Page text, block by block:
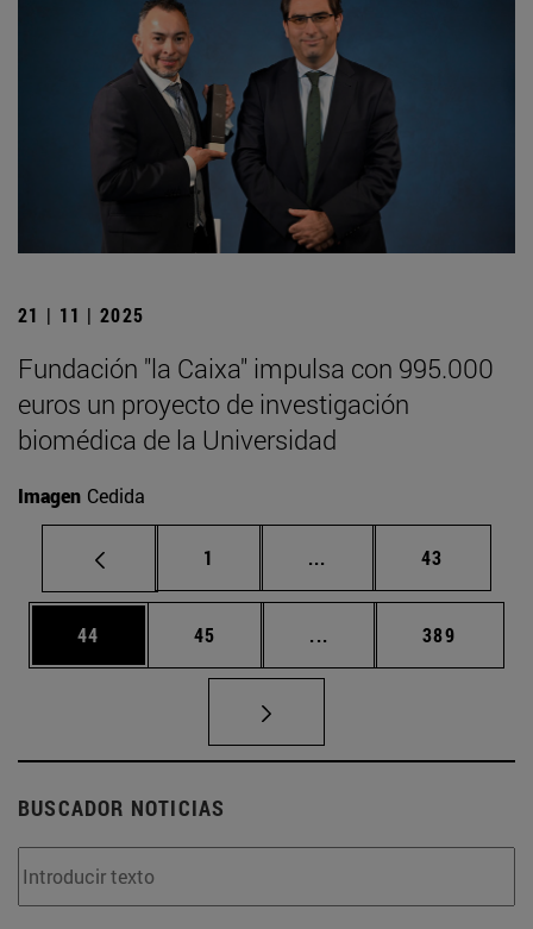
21 | 11 | 2025
Fundación "la Caixa" impulsa con 995.000
euros un proyecto de investigación
biomédica de la Universidad
Imagen Cedida
Página
1 ... Páginas intermedias
Página
43
Página
44 Página
45 ... Páginas intermedias
Página
389
BUSCADOR NOTICIAS